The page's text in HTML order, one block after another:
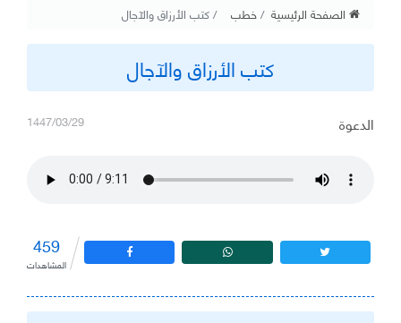
الصفحة الرئيسية خطب كتب الأرزاق والآجال
كتب الأرزاق والآجال
1447/03/29 الدعوة
459
المشاهدات